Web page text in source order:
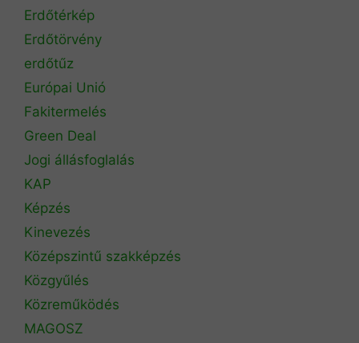
Erdőtérkép
Erdőtörvény
erdőtűz
Európai Unió
Fakitermelés
Green Deal
Jogi állásfoglalás
KAP
Képzés
Kinevezés
Középszintű szakképzés
Közgyűlés
Közreműködés
MAGOSZ